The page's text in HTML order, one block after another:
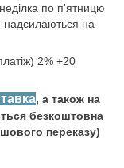
по п'ятницю
надсилаються на
2% +20
, а також на
безкоштовна
переказу)